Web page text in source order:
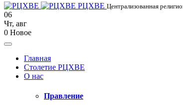
РЦХВЕ Централизованная
06
Чт, авг
0 Новое
Главная
Столетие РЦХВЕ
О нас
Правление